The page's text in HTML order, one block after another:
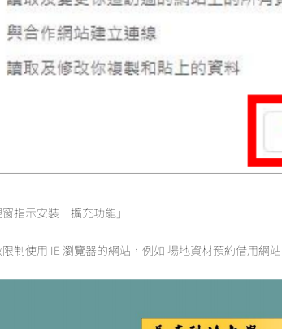
指示安裝「擴充功能」
限制使用 IE 瀏覽器的網站，例如 場地資材預約借用網站